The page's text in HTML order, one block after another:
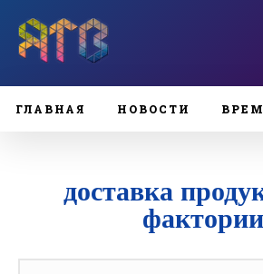
ГЛАВНАЯ НОВОСТИ
доставка
фактории